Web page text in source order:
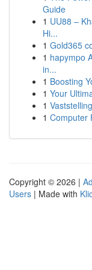
Guide
1 UU88 –
Hi...
1 Gold365
1 hapympo
in...
1 Boosting
1 Your
1
1 Computer
Copyright © 2026 |
Users | Made with